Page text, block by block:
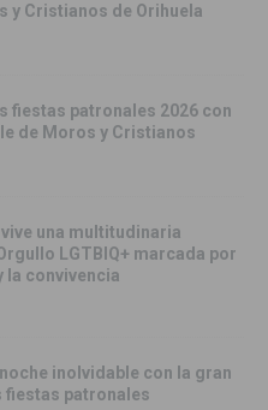
y Cristianos de Orihuela
fiestas patronales 2026 con
de Moros y Cristianos
una multitudinaria
LGTBIQ+ marcada por
la convivencia
inolvidable con la gran
fiestas patronales